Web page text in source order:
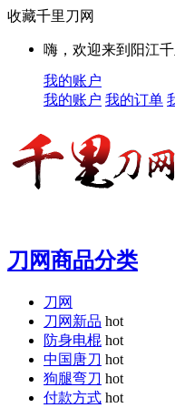
收藏千里刀网
嗨，欢迎来到阳江
我的账户
我的账户 我的订单
刀网商品分类
刀网
刀网新品 hot
防身电棍 hot
中国唐刀 hot
狗腿弯刀 hot
付款方式 hot